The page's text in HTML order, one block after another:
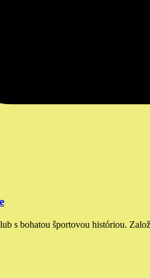
s bohatou športovou históriou.